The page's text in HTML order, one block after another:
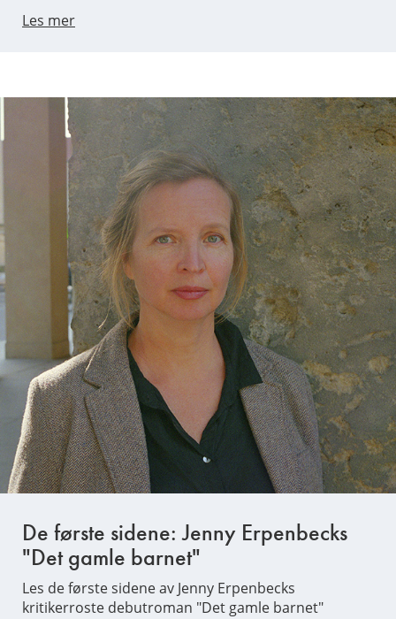
Les mer
De første sidene: Jenny Erpenbecks
"Det gamle barnet"
Les de første sidene av Jenny Erpenbecks
kritikerroste debutroman "Det gamle barnet"